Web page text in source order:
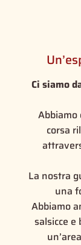
Ci siamo
corsa
La nostra
una
Abbiamo
salsicce